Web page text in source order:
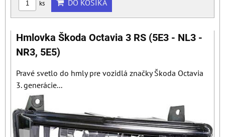
ks DO KOŠÍKA
Hmlovka Škoda Octavia 3 RS (5E3 - NL3 -
NR3, 5E5)
Pravé svetlo do hmly pre vozidlá značky Škoda Octavia
3. generácie...